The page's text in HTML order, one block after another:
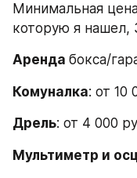
Минимальная
которую я нашел,
Аренда бокса/
Комуналка: от 10
Дрель: от 4 000
Мультиметр и